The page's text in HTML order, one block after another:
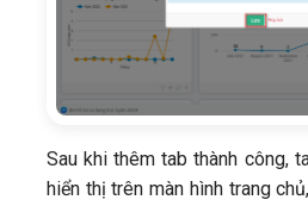
Sau khi thêm tab thành công,
hiển thị trên màn hình trang